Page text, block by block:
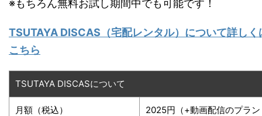
※もちろん無料お試し期間中でも可能です！
TSUTAYA DISCAS（宅配レンタル）について詳しく
こちら
TSUTAYA DISCASについて
月額（税込）
2025円（+動画配信のプラン